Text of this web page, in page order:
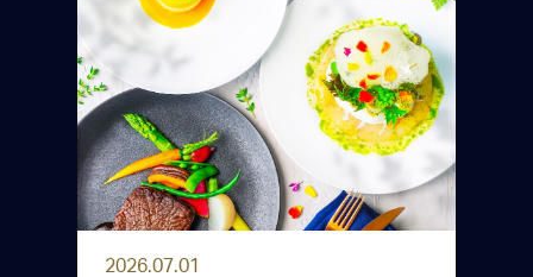
2026.07.01